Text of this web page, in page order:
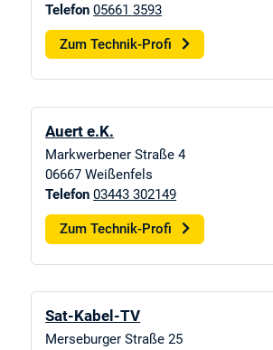
Telefon 05661 3593
Zum Technik-Profi
Auert e.K.
Markwerbener Straße 4
06667 Weißenfels
Telefon 03443 302149
Zum Technik-Profi
Sat-Kabel-TV
Merseburger Straße 25